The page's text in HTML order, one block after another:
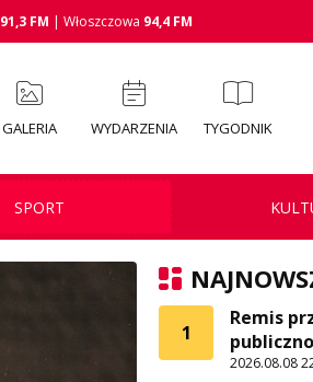
91,3 FM | Włoszczowa 94,4 FM
GALERIA WYDARZENIA TYGODNIK
SPORT
1
Remis
2026.08.08